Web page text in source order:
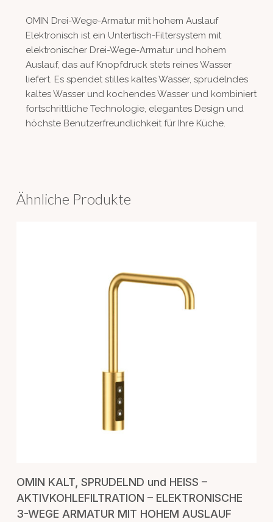
OMIN Drei-Wege-Armatur mit hohem Auslauf
Elektronisch ist ein Untertisch-Filtersystem mit
elektronischer Drei-Wege-Armatur und hohem
Auslauf, das auf Knopfdruck stets reines Wasser
liefert. Es spendet stilles kaltes Wasser, sprudelndes
kaltes Wasser und kochendes Wasser und kombiniert
fortschrittliche Technologie, elegantes Design und
höchste Benutzerfreundlichkeit für Ihre Küche.
Ähnliche Produkte
OMIN KALT, SPRUDELND und HEISS –
AKTIVKOHLEFILTRATION – ELEKTRONISCHE
3-WEGE ARMATUR MIT HOHEM AUSLAUF